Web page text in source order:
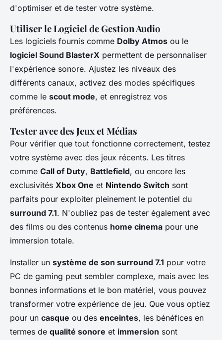
d'optimiser et de tester votre système.
Utiliser le Logiciel de Gestion Audio
Les logiciels fournis comme Dolby Atmos ou le
logiciel Sound BlasterX permettent de personnaliser
l'expérience sonore. Ajustez les niveaux des
différents canaux, activez des modes spécifiques
comme le scout mode, et enregistrez vos
préférences.
Tester avec des Jeux et Médias
Pour vérifier que tout fonctionne correctement, testez
votre système avec des jeux récents. Les titres
comme Call of Duty, Battlefield, ou encore les
exclusivités Xbox One et Nintendo Switch sont
parfaits pour exploiter pleinement le potentiel du
surround 7.1. N'oubliez pas de tester également avec
des films ou des contenus home cinema pour une
immersion totale.
Installer un système de son surround 7.1 pour votre
PC de gaming peut sembler complexe, mais avec les
bonnes informations et le bon matériel, vous pouvez
transformer votre expérience de jeu. Que vous optiez
pour un casque ou des enceintes, les bénéfices en
termes de qualité sonore et immersion sont